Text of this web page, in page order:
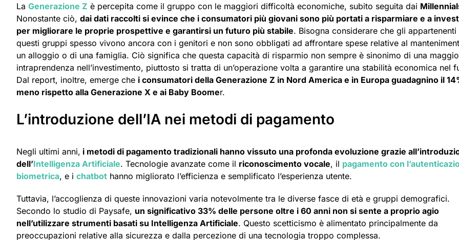
La Generazione Z è percepita come il gruppo con le maggiori difficoltà economiche, subito seguita dai
Nonostante ciò, dai dati raccolti si evince che i consumatori più giovani sono più portati a risparmiare e a
per migliorare le proprie prospettive e garantirsi un futuro più stabile. Bisogna considerare che gli appartenenti
questi gruppi spesso vivono ancora con i genitori e non sono obbligati ad affrontare spese relative al
un alloggio o di una famiglia. Ciò significa che questa capacità di risparmio non sempre è sinonimo di una
intraprendenza nell’investimento, piuttosto si tratta di un’operazione volta a garantire una stabilità economica nel
Dal report, inoltre, emerge che i consumatori della Generazione Z in Nord America e in Europa guadagnino il
meno rispetto alla Generazione X e ai Baby Boomer.
L’introduzione dell’IA nei metodi di pagamento
Negli ultimi anni, i metodi di pagamento tradizionali hanno vissuto una profonda evoluzione grazie
dell’Intelligenza Artificiale. Tecnologie avanzate come il riconoscimento vocale, il pagamento con
biometrica, e i chatbot hanno migliorato l’efficienza e semplificato l’esperienza utente.
Tuttavia, l’accoglienza di queste innovazioni varia notevolmente tra le diverse fasce di età e gruppi demografici.
Secondo lo studio di Paysafe, un significativo 33% delle persone oltre i 60 anni non si sente a proprio agio
nell’utilizzare strumenti basati su Intelligenza Artificiale. Questo scetticismo è alimentato principalmente da
preoccupazioni relative alla sicurezza e dalla percezione di una tecnologia troppo complessa.